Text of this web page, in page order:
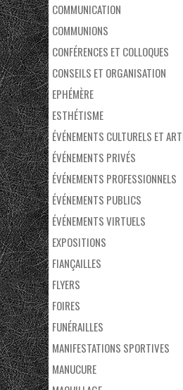
COMMUNICATION
COMMUNIONS
CONFÉRENCES ET COLLOQUES
CONSEILS ET ORGANISATION
EPHÉMÈRE
ESTHÉTISME
ÉVÉNEMENTS CULTURELS ET
ÉVÉNEMENTS PRIVÉS
ÉVÉNEMENTS PROFESSIONNELS
ÉVÉNEMENTS PUBLICS
ÉVÉNEMENTS VIRTUELS
EXPOSITIONS
FIANÇAILLES
FLYERS
FOIRES
FUNÉRAILLES
MANIFESTATIONS SPORTIVES
MANUCURE